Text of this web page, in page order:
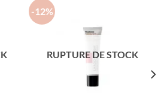
-12%
RUPTURE DE STOCK